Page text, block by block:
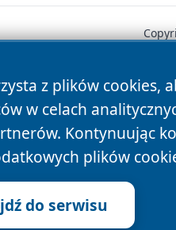
z plików cookies,
w celach
Kontynuując
plików
do serwisu
News